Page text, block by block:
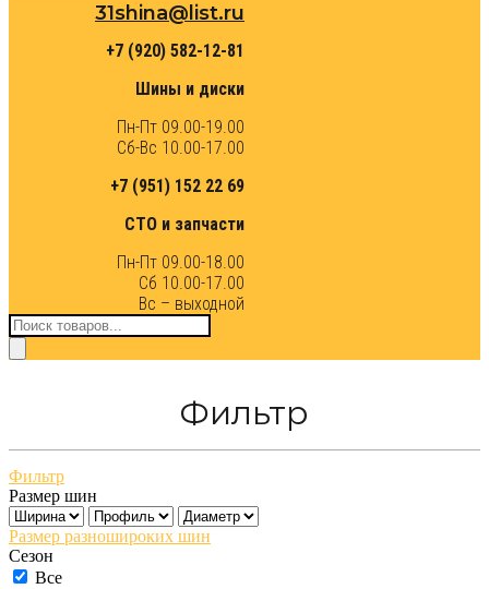
31shina@list.ru
+7 (920) 582-12-81
Шины и диски
Пн-Пт 09.00-19.00
Сб-Вс 10.00-17.00
+7 (951) 152 22 69
СТО и запчасти
Пн-Пт 09.00-18.00
Сб 10.00-17.00
Вс – выходной
Поиск
товаров
Фильтр
Фильтр
Размер шин
Размер разношироких шин
Сезон
Все